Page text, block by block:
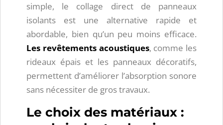
simple, le collage direct de panneaux
isolants est une alternative rapide et
abordable, bien qu’un peu moins efficace.
Les revêtements acoustiques, comme les
rideaux épais et les panneaux décoratifs,
permettent d’améliorer l’absorption sonore
sans nécessiter de gros travaux.
Le choix des matériaux :